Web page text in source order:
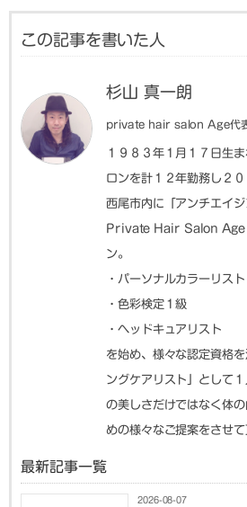
この記事を書いた人
杉山 真一朗
private hair salon Age代
１９８３年１月１７日生
ロンを計１２年勤務し２
西尾市内に「アンチエイ
Private Hair Salon Age
ン。
・パーソナルカラーリスト
・色彩検定１級
・ヘッドキュアリスト
を始め、様々な認定資格
ングケアリスト」として
の美しさだけではなく体
めの様々なご提案をさせて
最新記事一覧
2026-08-07